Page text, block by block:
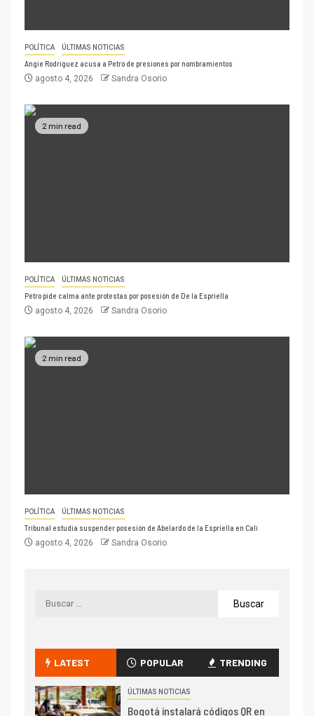
POLÍTICA ÚLTIMAS NOTICIAS
Angie Rodríguez acusa a Petro de presiones por nombramientos
agosto 4, 2026 Sandra Osorio
2 min read
POLÍTICA ÚLTIMAS NOTICIAS
Petro pide calma ante protestas por posesión de De la Espriella
agosto 4, 2026 Sandra Osorio
2 min read
POLÍTICA ÚLTIMAS NOTICIAS
Tribunal estudia suspender posesión de Abelardo de la Espriella en Cali
agosto 4, 2026 Sandra Osorio
LATEST POPULAR TRENDING
ÚLTIMAS NOTICIAS
Bogotá instalará códigos QR en